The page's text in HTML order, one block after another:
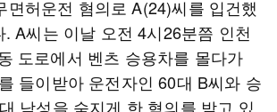
면허운전 혐의로 A(24)씨를 입건했
A씨는 이날 오전 4시26분쯤 인천
도로에서 벤츠 승용차를 몰다가
들이받아 운전자인 60대 B씨와 승
남성을 숨지게 한 혐의를 받고 있